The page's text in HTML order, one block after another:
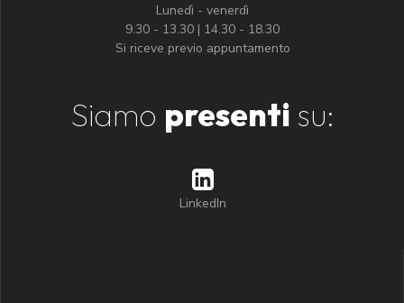
Lunedì - venerdì
9.30 - 13.30 | 14.30 - 18.30
Si riceve previo appuntamento
Siamo presenti su:
LinkedIn